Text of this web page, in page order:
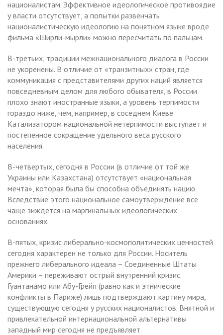
националистам. Эффективное идеологическое противоядие
у власти отсутствует, а попытки развенчать
националистическую идеологию на понятном языке вроде
фильма «Ширли-мырли» можно пересчитать по пальцам.
В-третьих, традиции межнационального диалога в России
не укоренены. В отличие от «транзитных» стран, где
коммуникация с представителями других наций является
повседневным делом для любого обывателя, в России
плохо знают иностранные языки, а уровень терпимости
гораздо ниже, чем, например, в соседнем Киеве.
Катализатором национальной нетерпимости выступает и
постепенное сокращение удельного веса русского
населения.
В-четвертых, сегодня в России (в отличие от той же
Украины или Казахстана) отсутствует «национальная
мечта», которая была бы способна объединять нацию.
Вследствие этого национальное самоутверждение все
чаще зиждется на маргинальных идеологических
основаниях.
В-пятых, кризис либерально-космополитических ценностей
сегодня характерен не только для России. Носитель
прежнего либерального идеала – Соединенные Штаты
Америки – переживают острый внутренний кризис.
Гуантанамо или Абу-Грейп (равно как и этнические
конфликты в Париже) лишь подтверждают картину мира,
существующую сегодня у русских националистов. Внятной и
привлекательной интернациональной альтернативы
западный мир сегодня не предъявляет.